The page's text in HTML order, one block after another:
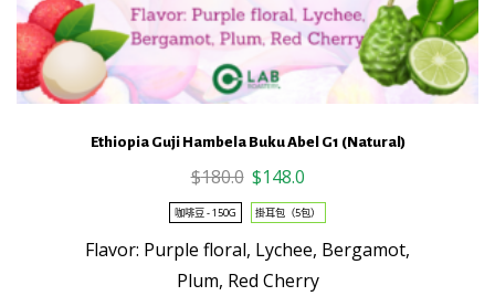
Ethiopia Guji Hambela Buku Abel G1 (Natural)
$180.0 Original
price
was:
$180.0.
$148.0Current
price
is:
$148.0.
咖啡豆 - 150G 掛耳包（5包）
Flavor: Purple floral, Lychee, Bergamot,
Plum, Red Cherry
This
product
has
multiple